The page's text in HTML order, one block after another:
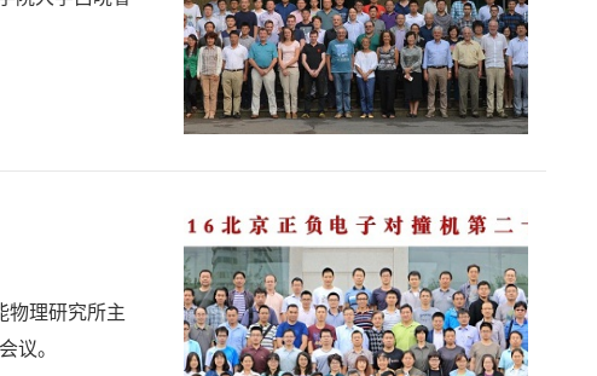
物理研究所主
议。